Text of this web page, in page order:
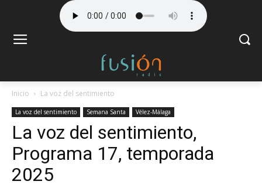
Inicio La voz del sentimiento
La voz del sentimiento Semana Santa Vélez-Málaga
La voz del sentimiento,
Programa 17, temporada
2025